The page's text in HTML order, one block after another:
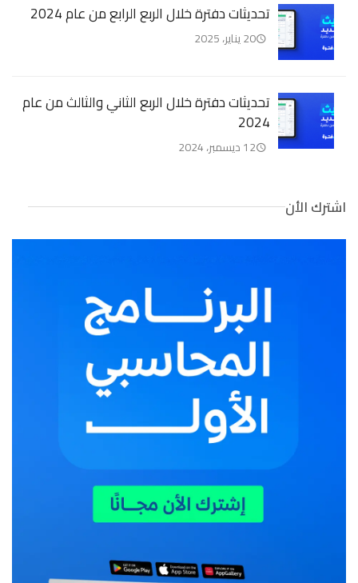
تحديثات دفترة خلال الربع الرابع من عام 2024
20 يناير، 2025
تحديثات دفترة خلال الربع الثاني والثالث من عام
2024
12 ديسمبر، 2024
اشترك الأن